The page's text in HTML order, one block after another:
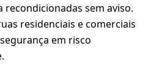
sem aviso.
residenciais e comerciais
em risco